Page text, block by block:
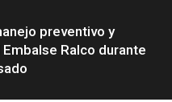
preventivo y
Ralco durante